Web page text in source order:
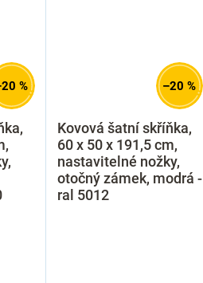
% –20 %
Kovová šatní skříňka,
60 x 50 x 191,5 cm,
nastavitelné nožky,
otočný zámek, modrá -
ral 5012